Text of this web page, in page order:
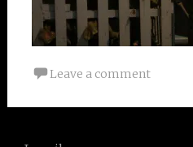
Leave a comment